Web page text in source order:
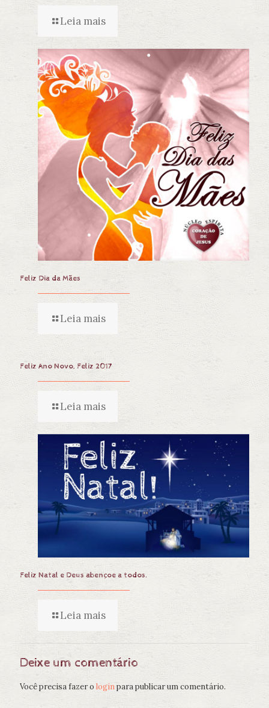
Leia mais
Feliz Dia da Mães
Leia mais
Feliz Ano Novo, Feliz 2017
Leia mais
Feliz Natal e Deus abençoe a todos.
Leia mais
Deixe um comentário
Você precisa fazer o loginpara publicar um comentário.